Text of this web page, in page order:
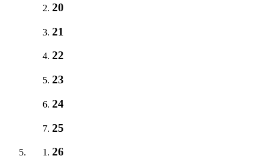
20
21
22
23
24
25
26